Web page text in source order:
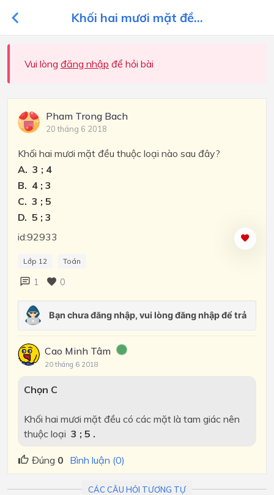
Khối hai mươi mặt đề...
Vui lòng đăng nhập để hỏi bài
Pham Trong Bach
20 tháng 6 2018
Khối hai mươi mặt đều thuộc loại nào sau đây?
A. 3 ; 4
B. 4 ; 3
C. 3 ; 5
D. 5 ; 3
id:92933
Lớp 12 Toán
1 0
Cao Minh Tâm
20 tháng 6 2018
Chọn C
Khối hai mươi mặt đều có các mặt là tam giác nên
thuộc loại 3 ; 5 .
Đúng 0 Bình luận (0)
CÁC CÂU HỎI TƯƠNG TỰ